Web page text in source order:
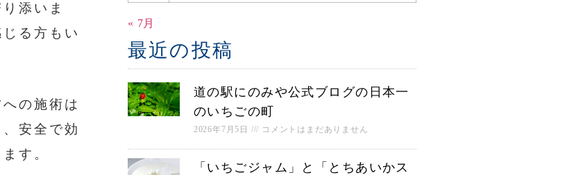
添いま
る方もい
の施術は
安全で効
す。
« 7月
最近の投稿
道の駅にのみや公式ブログの日本一
のいちごの町
2026年7月5日 コメントはまだありません
「いちごジャム」と「とちあいかス